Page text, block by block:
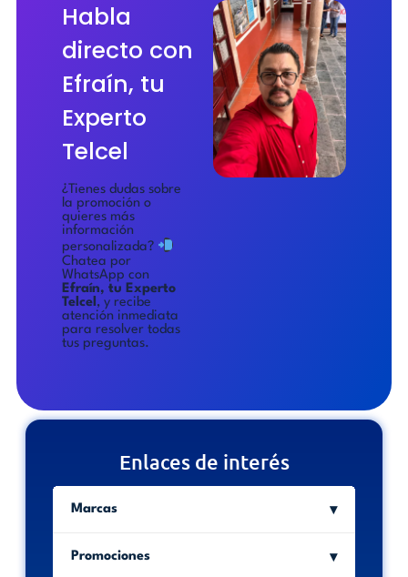
Habla
directo con
Efraín, tu
Experto
Telcel
¿Tienes dudas sobre
la promoción o
quieres más
información
personalizada?
Chatea por
WhatsApp con
Efraín, tu Experto
Telcel , y recibe
atención inmediata
para resolver todas
tus preguntas.
Enlaces de interés
Marcas
Promociones